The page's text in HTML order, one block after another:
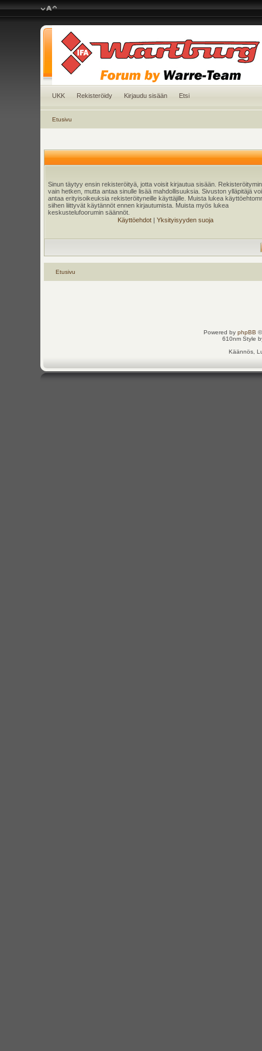
UKK Rekisteröidy Kirjaudu sisään Etsi
Etusivu
Sinun täytyy ensin rekisteröityä, jotta voisit kirjautua sisään.
vain hetken, mutta antaa sinulle lisää mahdollisuuksia. Sivuston ylläpitäjä
antaa erityisoikeuksia rekisteröityneille käyttäjille. Muista lukea
siihen liittyvät käytännöt ennen kirjautumista. Muista myös lukea
keskustelufoorumin säännöt.
Käyttöehdot| Yksityisyyden suoja
Etusivu
Powered by phpBB
610nm Style
Käännös,